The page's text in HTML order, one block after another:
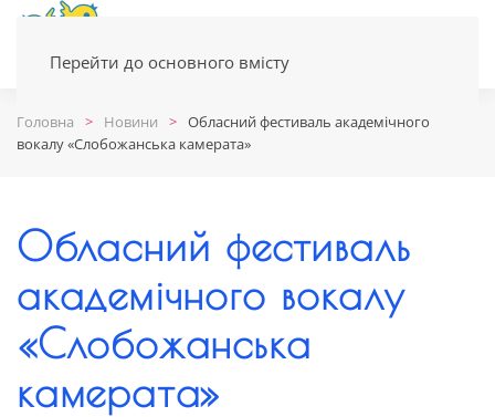
Перейти до основного вмісту
Головна Новини
Обласний фестиваль академічного
вокалу «Слобожанська камерата»
Обласний фестиваль
академічного вокалу
«Слобожанська
камерата»